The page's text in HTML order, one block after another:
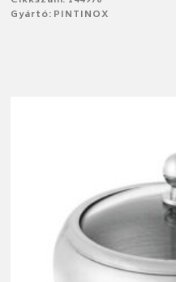
Gyártó: PINTINOX